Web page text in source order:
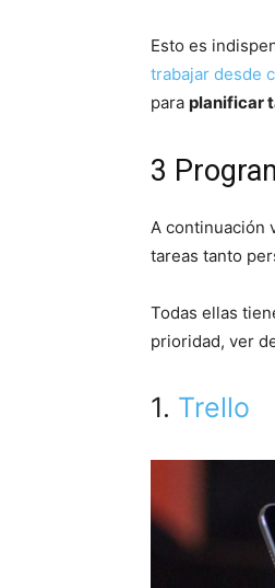
Esto es
trabajar desde
para planificar
3
A continuación
tareas tanto
Todas ellas
prioridad, ver
1. Trello